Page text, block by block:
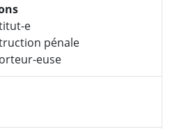
e
pénale
euse